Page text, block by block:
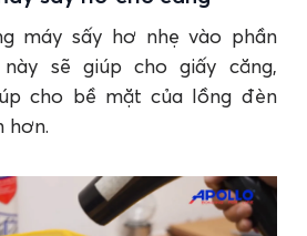
máy sấy hơ nhẹ vào phần
sẽ giúp cho giấy căng,
cho bề mặt của lồng đèn
hơn.